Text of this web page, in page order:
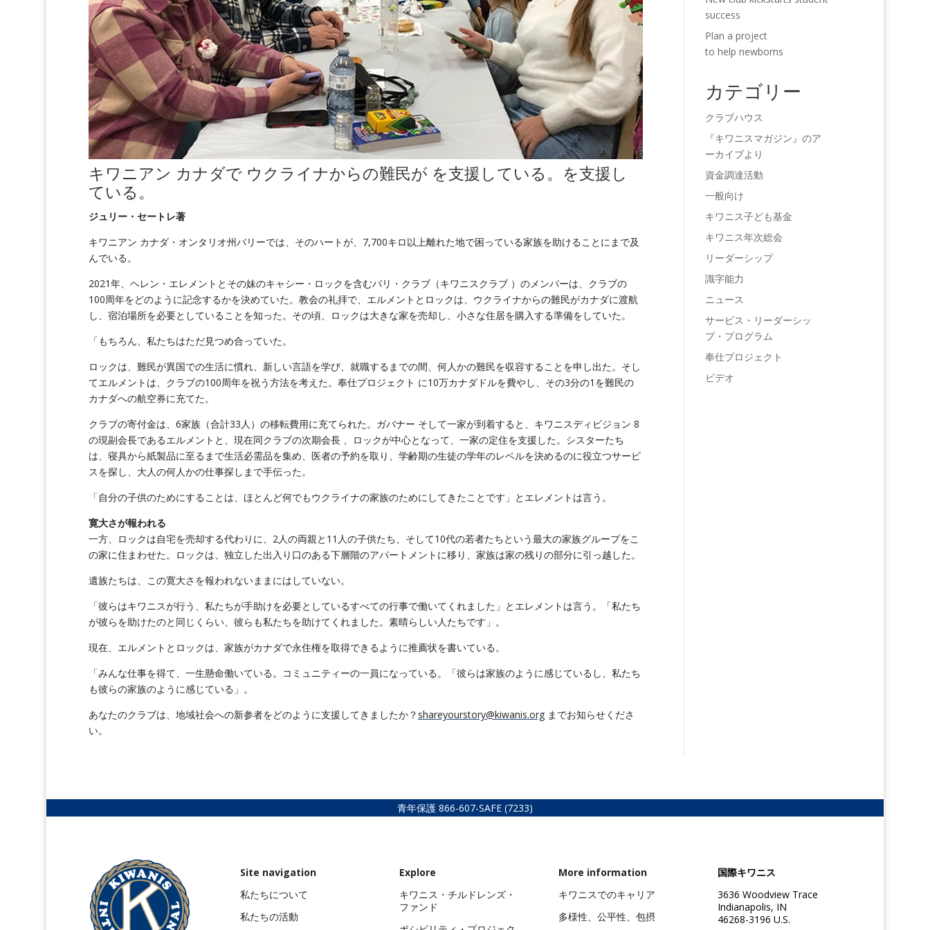
キワニアン カナダで ウクライナからの難民が を支援している。 を支援し
ている。
ジュリー・セートレ著
キワニアン カナダ・オンタリオ州バリーでは、そのハートが、7,700キロ以上離れた地で困っている家族を助けることにまで及
んでいる。
2021年、ヘレン・エレメントとその妹のキャシー・ロックを含むバリ・クラブ（キワニスクラブ ）のメンバーは、クラブの
100周年をどのように記念するかを決めていた。教会の礼拝で、エルメントとロックは、ウクライナからの難民がカナダに渡航
し、宿泊場所を必要としていることを知った。その頃、ロックは大きな家を売却し、小さな住居を購入する準備をしていた。
「もちろん、私たちはただ見つめ合っていた。
ロックは、難民が異国での生活に慣れ、新しい言語を学び、就職するまでの間、何人かの難民を収容することを申し出た。そし
てエルメントは、クラブの100周年を祝う方法を考えた。奉仕プロジェクト に10万カナダドルを費やし、その3分の1を難民の
カナダへの航空券に充てた。
クラブの寄付金は、6家族（合計33人）の移転費用に充てられた。ガバナー そして一家が到着すると、キワニスディビジョン 8
の現副会長であるエルメントと、現在同クラブの次期会長 、ロックが中心となって、一家の定住を支援した。シスターたち
は、寝具から紙製品に至るまで生活必需品を集め、医者の予約を取り、学齢期の生徒の学年のレベルを決めるのに役立つサービ
スを探し、大人の何人かの仕事探しまで手伝った。
「自分の子供のためにすることは、ほとんど何でもウクライナの家族のためにしてきたことです」とエレメントは言う。
寛大さが報われる
一方、ロックは自宅を売却する代わりに、2人の両親と11人の子供たち、そして10代の若者たちという最大の家族グループをこ
の家に住まわせた。ロックは、独立した出入り口のある下層階のアパートメントに移り、家族は家の残りの部分に引っ越した。
遺族たちは、この寛大さを報われないままにはしていない。
「彼らはキワニスが行う、私たちが手助けを必要としているすべての行事で働いてくれました」とエレメントは言う。「私たち
が彼らを助けたのと同じくらい、彼らも私たちを助けてくれました。素晴らしい人たちです」。
現在、エルメントとロックは、家族がカナダで永住権を取得できるように推薦状を書いている。
「みんな仕事を得て、一生懸命働いている。コミュニティーの一員になっている。「彼らは家族のように感じているし、私たち
も彼らの家族のように感じている」。
あなたのクラブは、地域社会への新参者をどのように支援してきましたか？ shareyourstory@kiwanis.orgまでお知らせくださ
い。
success
Plan a project
to help newborns
カテゴリー
クラブハウス
『キワニスマガジン』のア
ーカイブより
資金調達活動
一般向け
キワニス子ども基金
キワニス年次総会
リーダーシップ
識字能力
ニュース
サービス・リーダーシッ
プ・プログラム
奉仕プロジェクト
ビデオ
青年保護 866-607-SAFE (7233)
Site navigation
私たちについて
私たちの活動
Explore
キワニス・チルドレンズ・
ファンド
More information
キワニスでのキャリア
多様性、公平性、包摂
国際キワニス
3636 Woodview Trace
Indianapolis, IN
46268-3196 U.S.